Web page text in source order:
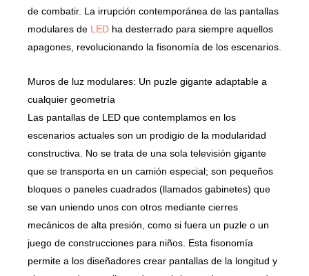
de combatir. La irrupción contemporánea de las pantallas
modulares de LED ha desterrado para siempre aquellos
apagones, revolucionando la fisonomía de los escenarios.
Muros de luz modulares: Un puzle gigante adaptable a
cualquier geometría
Las pantallas de LED que contemplamos en los
escenarios actuales son un prodigio de la modularidad
constructiva. No se trata de una sola televisión gigante
que se transporta en un camión especial; son pequeños
bloques o paneles cuadrados (llamados gabinetes) que
se van uniendo unos con otros mediante cierres
mecánicos de alta presión, como si fuera un puzle o un
juego de construcciones para niños. Esta fisonomía
permite a los diseñadores crear pantallas de la longitud y